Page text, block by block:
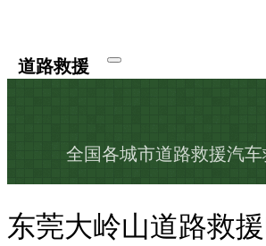
道路救援
全国各城市道路救援汽
东莞大岭山道路救